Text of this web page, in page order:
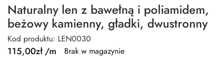
Naturalny len z bawełną i poliamidem,
beżowy kamienny, gładki, dwustronny
Kod produktu: LEN0030
115,00zł/m
Brak w magazynie